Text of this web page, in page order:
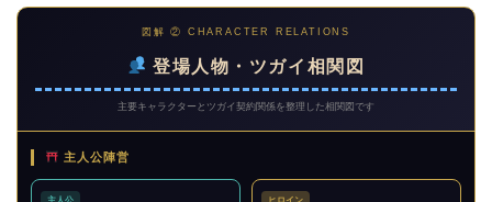
図解 ② CHARACTER RELATIONS
登場人物・ツガイ相関図
主要キャラクターとツガイ契約関係を整理した相関図です
主人公陣営
主人公 ヒロイン